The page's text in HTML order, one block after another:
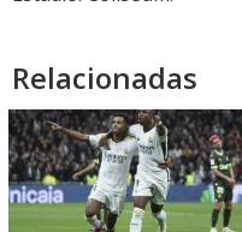
Relacionadas